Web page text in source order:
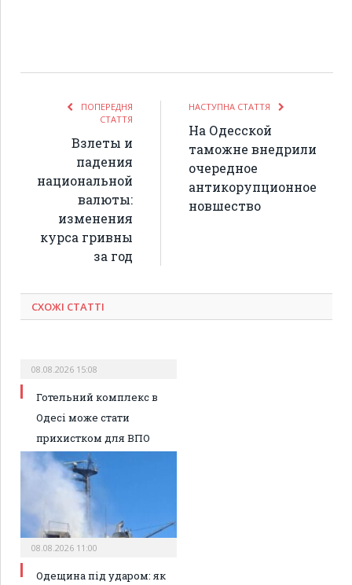
ПОПЕРЕДНЯ
СТАТТЯ
Взлеты и
падения
национальной
валюты:
изменения
курса гривны
за год
НАСТУПНА СТАТТЯ
На Одесской
таможне внедрили
очередное
антикорупционное
новшество
СХОЖІ СТАТТІ
08.08.2026 15:08
Готельний комплекс в
Одесі може стати
прихистком для ВПО
08.08.2026 11:00
Одещина під ударом: як